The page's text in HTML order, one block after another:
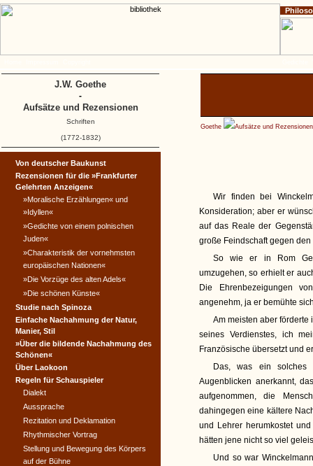
Goethe Aufsätze und Rezensionen
Wir finden bei
Konsideration; aber er
auf das Reale der
große Feindschaft gegen
So wie er in Rom
umzugehen, so erhielt er
Die Ehrenbezeigungen
angenehm, ja er bemühte
Am meisten aber
seines Verdienstes, ich
Französische übersetzt und
Das, was ein solches
Augenblicken anerkannt,
aufgenommen, die
dahingegen eine kältere
und Lehrer herumkostet
hätten jene nicht so viel
Und so war
Von deutscher Baukunst
Rezensionen für die »Frankfurter
Gelehrten Anzeigen«
»Moralische Erzählungen« und
»Idyllen«
»Gedichte von einem polnischen
Juden«
»Charakteristik der vornehmsten
europäischen Nationen«
»Die Vorzüge des alten Adels«
»Die schönen Künste«
Studie nach Spinoza
Einfache Nachahmung der Natur,
Manier, Stil
»Über die bildende Nachahmung des
Schönen«
Über Laokoon
Regeln für Schauspieler
Dialekt
Aussprache
Rezitation und Deklamation
Rhythmischer Vortrag
Stellung und Bewegung des Körpers
auf der Bühne
J.W. Goethe
-
Aufsätze und Rezensionen
Schriften
(1772-1832)